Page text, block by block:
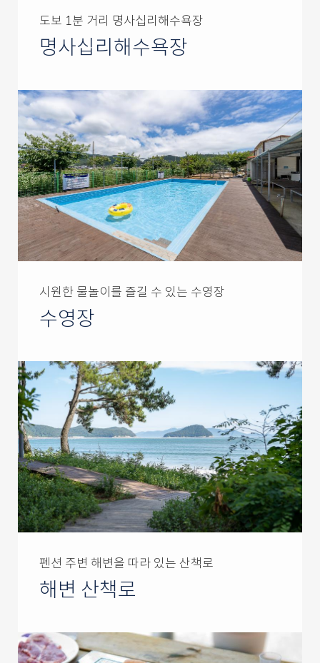
도보 1분 거리 명사십리해수욕장
명사십리해수욕장
시원한 물놀이를 즐길 수 있는 수영장
수영장
펜션 주변 해변을 따라 있는 산책로
해변 산책로